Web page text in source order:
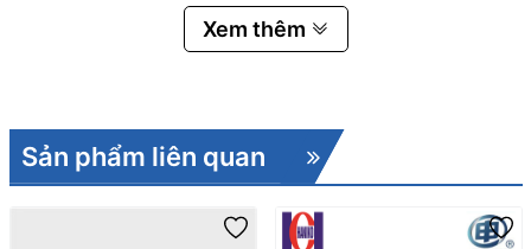
200 3"
Xem thêm
Sản phẩm liên quan